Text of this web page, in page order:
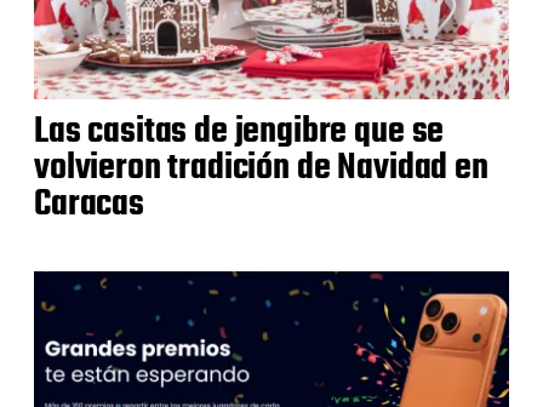
Las casitas de jengibre que se
volvieron tradición de Navidad en
Caracas